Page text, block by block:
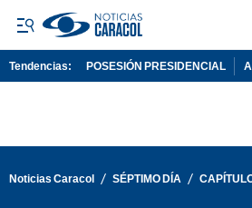
Tendencias: POSESIÓN PRESIDENCIAL
Noticias Caracol / SÉPTIMO DÍA /